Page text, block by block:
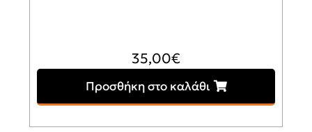
35,00€
Προσθήκη στο καλάθι